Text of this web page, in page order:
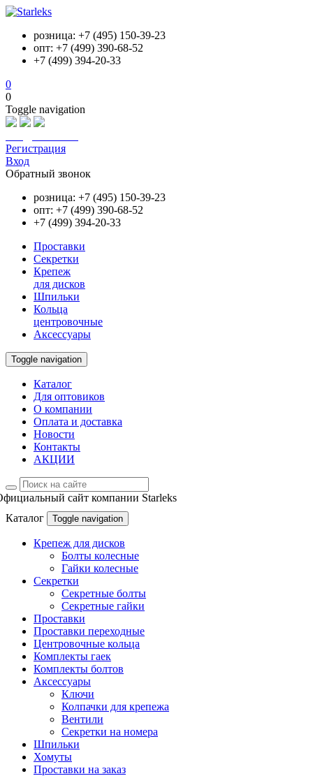
розница: +7 (495) 150-39-23
опт: +7 (499) 390-68-52
+7 (499) 394-20-33
0
0
Toggle navigation
Регистрация
Вход
Обратный звонок
розница: +7 (495) 150-39-23
опт: +7 (499) 390-68-52
+7 (499) 394-20-33
Проставки
Секретки
Крепеж
для дисков
Шпильки
Кольца
центровочные
Аксессуары
Toggle navigation
Каталог
Для оптовиков
О компании
Оплата и доставка
Новости
Контакты
АКЦИИ
сайт компании Starleks
Каталог
Toggle navigation
Крепеж для дисков
Болты колесные
Гайки колесные
Секретки
Секретные болты
Секретные гайки
Проставки
Проставки переходные
Центровочные кольца
Комплекты гаек
Комплекты болтов
Аксессуары
Ключи
Колпачки для крепежа
Вентили
Секретки на номера
Шпильки
Хомуты
Проставки на заказ